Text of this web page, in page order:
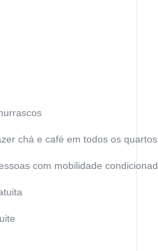
chá e café em todos os quartos
com mobilidade